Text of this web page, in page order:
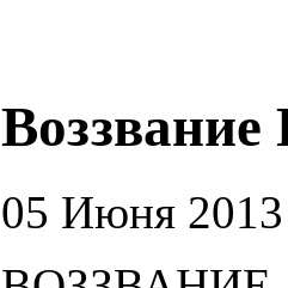
Воззвание
05 Июня 2013